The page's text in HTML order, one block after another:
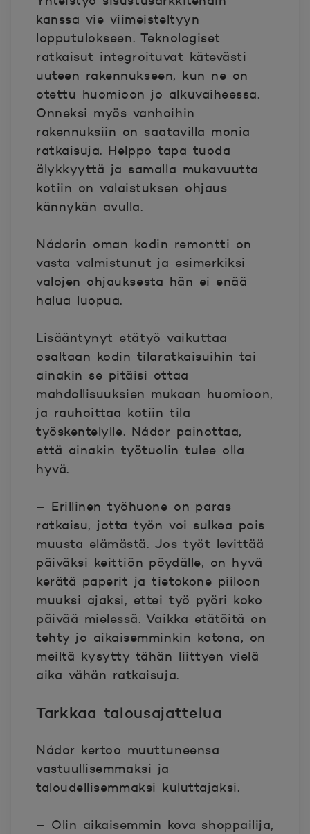
kanssa vie viimeisteltyyn
lopputulokseen. Teknologiset
ratkaisut integroituvat kätevästi
uuteen rakennukseen, kun ne on
otettu huomioon jo alkuvaiheessa.
Onneksi myös vanhoihin
rakennuksiin on saatavilla monia
ratkaisuja. Helppo tapa tuoda
älykkyyttä ja samalla mukavuutta
kotiin on valaistuksen ohjaus
kännykän avulla.
Nádorin oman kodin remontti on
vasta valmistunut ja esimerkiksi
valojen ohjauksesta hän ei enää
halua luopua.
Lisääntynyt etätyö vaikuttaa
osaltaan kodin tilaratkaisuihin tai
ainakin se pitäisi ottaa
mahdollisuuksien mukaan huomioon,
ja rauhoittaa kotiin tila
työskentelylle. Nádor painottaa,
että ainakin työtuolin tulee olla
hyvä.
– Erillinen työhuone on paras
ratkaisu, jotta työn voi sulkea pois
muusta elämästä. Jos työt levittää
päiväksi keittiön pöydälle, on hyvä
kerätä paperit ja tietokone piiloon
muuksi ajaksi, ettei työ pyöri koko
päivää mielessä. Vaikka etätöitä on
tehty jo aikaisemminkin kotona, on
meiltä kysytty tähän liittyen vielä
aika vähän ratkaisuja.
Tarkkaa talousajattelua
Nádor kertoo muuttuneensa
vastuullisemmaksi ja
taloudellisemmaksi kuluttajaksi.
– Olin aikaisemmin kova shoppailija,